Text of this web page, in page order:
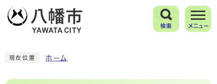
検索 メニュー
現在位置 ホーム